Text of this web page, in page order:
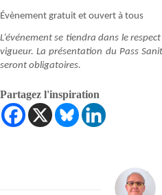
Évènement gratuit et ouvert à tous
L’événement se tiendra dans le
vigueur. La présentation du Pass
seront obligatoires.
Partagez l'inspiration